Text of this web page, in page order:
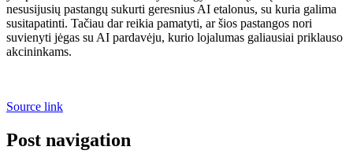
nesusijusių pastangų sukurti geresnius AI etalonus, su kuria galima
susitapatinti. Tačiau dar reikia pamatyti, ar šios pastangos nori
suvienyti jėgas su AI pardavėju, kurio lojalumas galiausiai priklauso
akcininkams.
Source link
Post navigation